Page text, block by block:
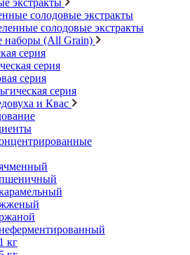
экстракты
солодовые экстракты
солодовые экстракты
наборы (All Grain)
серия
серия
серия
серия
и Квас
кг